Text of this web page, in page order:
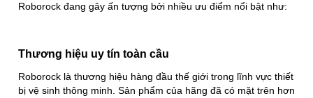
Roborock đang gây ấn tượng bởi nhiều ưu điểm nổi bật như:
Thương hiệu uy tín toàn cầu
Roborock là thương hiệu hàng đầu thế giới trong lĩnh vực thiết
bị vệ sinh thông minh. Sản phẩm của hãng đã có mặt trên hơn